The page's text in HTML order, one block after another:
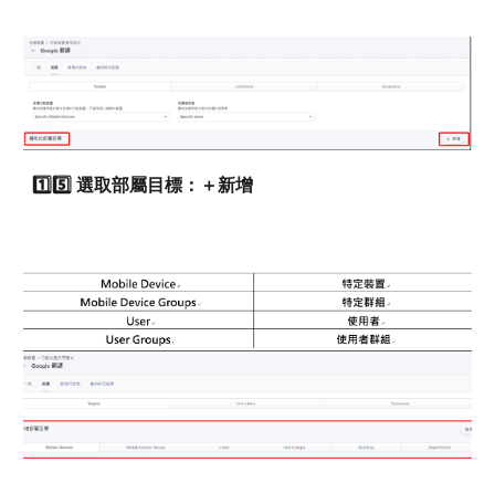
1️⃣5️⃣ 選取部屬目標：＋新增